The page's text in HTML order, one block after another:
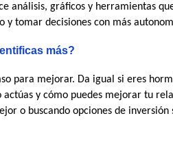
análisis, gráficos y herramientas
y tomar decisiones con más
más?
para mejorar. Da igual si eres
y cómo puedes mejorar tu
o buscando opciones de